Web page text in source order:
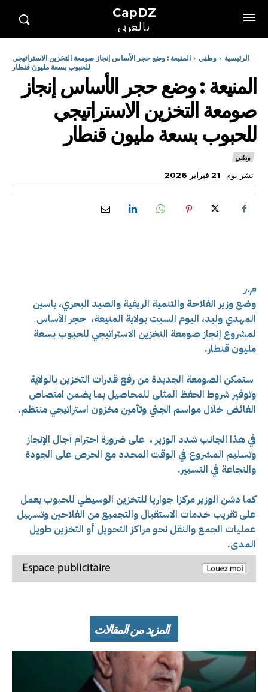
CapDZ
بالعربي
الرئيسية وطني
المنيعة : وضع حجر الأساس إنجاز صومعة التخزين الاستراتيجي
للحبوب بسعة مليون قنطار
المنيعة : وضع حجر الأساس إنجاز
صومعة التخزين الاستراتيجي
للحبوب بسعة مليون قنطار
وطني
نشر يوم 21 فبراير 2026
م.ر
وضع وزير الفلاحة والتنمية الريفية والصيد البحري، ياسين
المهدي وليد، اليوم السبت بولاية المنيعة، حجر الأساس
لمشروع إنجاز صومعة التخزين الاستراتيجي للحبوب بسعة
مليون قنطار.
ستمكن الصومعة الجديدة من رفع قدرات التخزين بالولاية
وتوفير شروط الحفظ المثلى للمحاصيل بما يضمن امتصاص
الفائض خلال مواسم الجني وتأمين مخزون استراتيجي منتظم.
في هذا الجانب شدد الوزير ، على ضرورة احترام آجال الإنجاز
وتسليم المشروع في الوقت المحدد مع الحرص على الجودة
والنجاعة في التسيير.
كما دشن الوزير مركزا جواريا للتخزين الوسيطي للحبوب يعمل
على تقريب خدمات الاستقبال والتجميع من الفلاحين وتسهيل
عمليات الجمع والنقل نحو مراكز التحويل أو التخزين طويل
المدى.
المزيد من المقالات